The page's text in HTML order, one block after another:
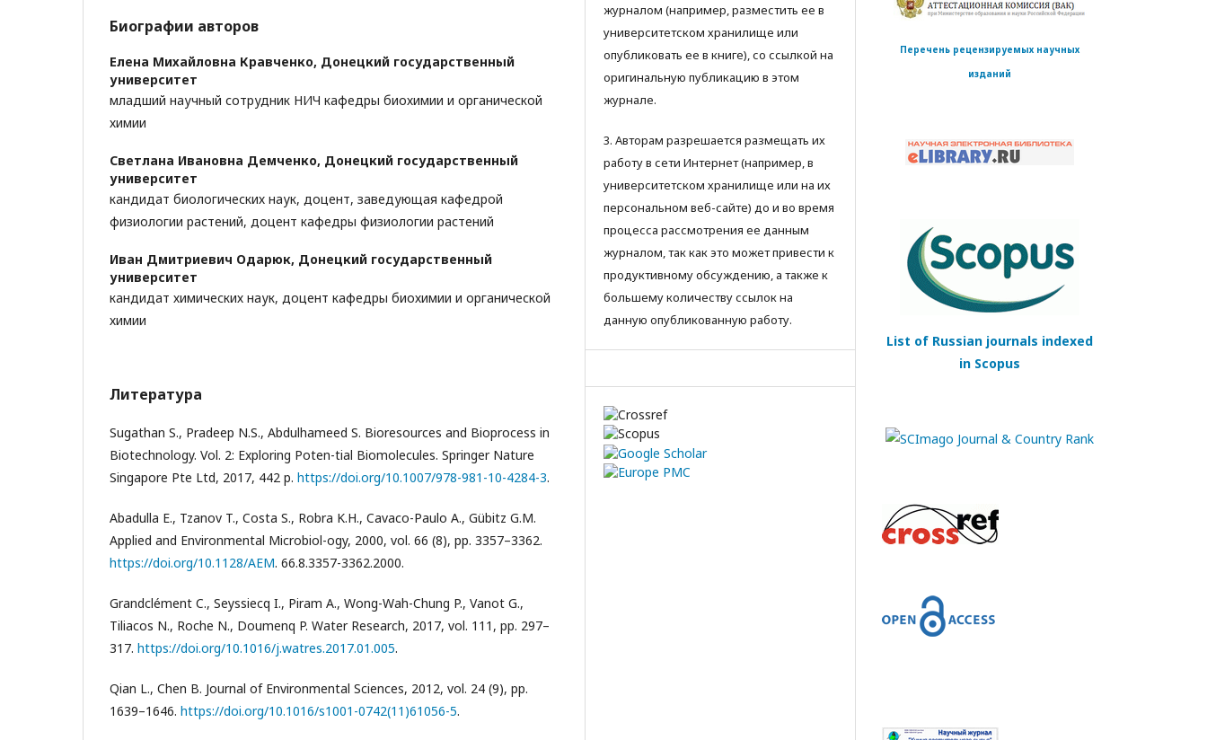
Биографии авторов
Елена Михайловна Кравченко, Донецкий государственный
университет
младший научный сотрудник НИЧ кафедры биохимии и органической
химии
Светлана Ивановна Демченко, Донецкий государственный
университет
кандидат биологических наук, доцент, заведующая кафедрой
физиологии растений, доцент кафедры физиологии растений
Иван Дмитриевич Одарюк, Донецкий государственный
университет
кандидат химических наук, доцент кафедры биохимии и органической
химии
Литература
Sugathan S., Pradeep N.S., Abdulhameed S. Bioresources and Bioprocess in
Biotechnology. Vol. 2: Exploring Poten-tial Biomolecules. Springer Nature
Singapore Pte Ltd, 2017, 442 p. https://doi.org/10.1007/978-981-10-4284-3.
Abadulla E., Tzanov T., Costa S., Robra K.H., Cavaco-Paulo A., Gübitz G.M.
Applied and Environmental Microbiol-ogy, 2000, vol. 66 (8), pp. 3357–3362.
https://doi.org/10.1128/AEM. 66.8.3357-3362.2000.
Grandclément C., Seyssiecq I., Piram A., Wong-Wah-Chung P., Vanot G.,
Tiliacos N., Roche N., Doumenq P. Water Research, 2017, vol. 111, pp. 297–
317. https://doi.org/10.1016/j.watres.2017.01.005.
Qian L., Chen B. Journal of Environmental Sciences, 2012, vol. 24 (9), pp.
1639–1646. https://doi.org/10.1016/s1001-0742(11)61056-5.
журналом (например, разместить ее в
университетском хранилище или
опубликовать ее в книге), со ссылкой на
оригинальную публикацию в этом
журнале.
3. Авторам разрешается размещать их
работу в сети Интернет (например, в
университетском хранилище или на их
персональном веб-сайте) до и во время
процесса рассмотрения ее данным
журналом, так как это может привести к
продуктивному обсуждению, а также к
большему количеству ссылок на
данную опубликованную работу.
Перечень рецензируемых научных
изданий
List of Russian journals indexed
in Scopus